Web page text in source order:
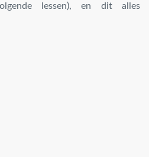
lessen), en dit alles